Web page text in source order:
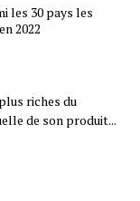
les 30 pays les
2022
riches du
de son produit...